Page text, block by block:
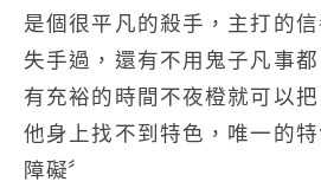
是個很平凡的殺手，主打的
失手過，還有不用鬼子凡事
有充裕的時間不夜橙就可以
他身上找不到特色，唯一的
障礙〞